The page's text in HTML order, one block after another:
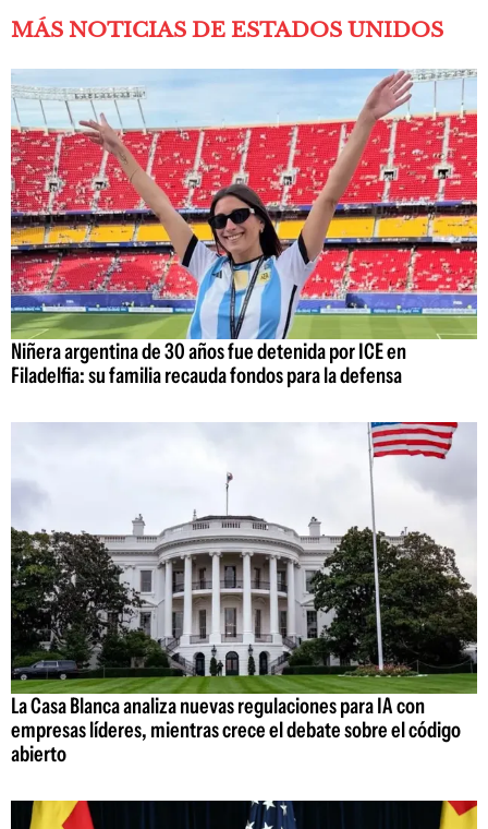
MÁS NOTICIAS DE ESTADOS UNIDOS
Niñera argentina de 30 años fue detenida por ICE en
Filadelfia: su familia recauda fondos para la defensa
La Casa Blanca analiza nuevas regulaciones para IA con
empresas líderes, mientras crece el debate sobre el código
abierto